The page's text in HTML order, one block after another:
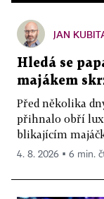
JAN
Hledá se
majákem
Před několika
přihnalo obří
blikajícím
4. 8. 2026 ▪ 6 min.